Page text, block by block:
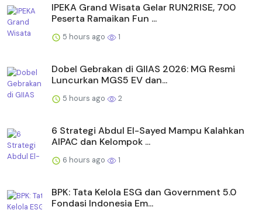
IPEKA Grand Wisata Gelar RUN2RISE, 700
Peserta Ramaikan Fun ...
5 hours ago 1
Dobel Gebrakan di GIIAS 2026: MG Resmi
Luncurkan MGS5 EV dan...
5 hours ago 2
6 Strategi Abdul El-Sayed Mampu Kalahkan
AIPAC dan Kelompok ...
6 hours ago 1
BPK: Tata Kelola ESG dan Government 5.0
Fondasi Indonesia Em...